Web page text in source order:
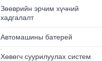
Зөөврийн эрчим хүчний
хадгалалт
Автомашины батерей
Хөвөгч суурилуулах систем